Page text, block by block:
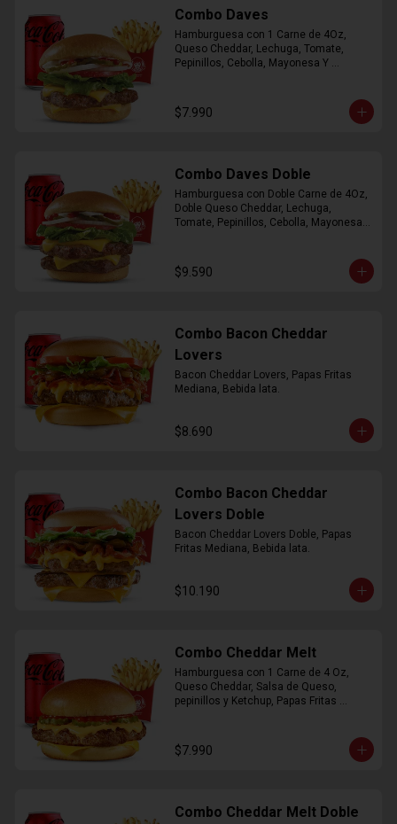
Combo Daves
Hamburguesa con 1 Carne de 4Oz,
Queso Cheddar, Lechuga, Tomate,
Pepinillos, Cebolla, Mayonesa Y
$7.990
Combo Daves Doble
Hamburguesa con Doble Carne de 4Oz,
Doble Queso Cheddar, Lechuga,
Tomate, Pepinillos, Cebolla, Mayonesa y
$9.590
Combo Bacon Cheddar
Lovers
Bacon Cheddar Lovers, Papas Fritas
Mediana, Bebida lata.
$8.690
Combo Bacon Cheddar
Lovers Doble
Bacon Cheddar Lovers Doble, Papas
Fritas Mediana, Bebida lata.
$10.190
Combo Cheddar Melt
Hamburguesa con 1 Carne de 4 Oz,
Queso Cheddar, Salsa de Queso,
pepinillos y Ketchup, Papas Fritas
$7.990
Combo Cheddar Melt Doble